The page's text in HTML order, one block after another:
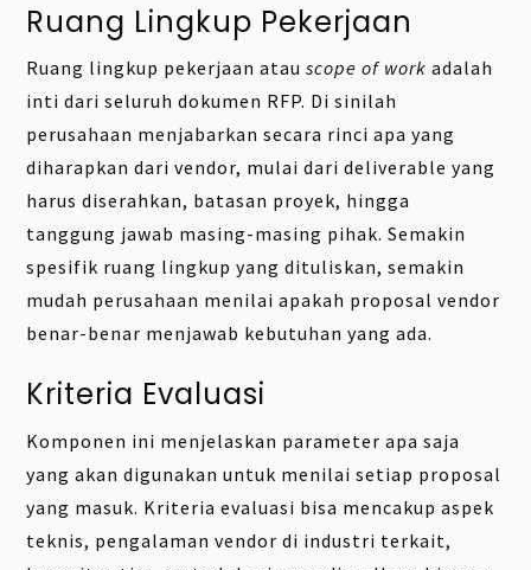
Ruang Lingkup Pekerjaan
Ruang lingkup pekerjaan atauscope of work adalah
inti dari seluruh dokumen RFP. Di sinilah
perusahaan menjabarkan secara rinci apa yang
diharapkan dari vendor, mulai dari deliverable yang
harus diserahkan, batasan proyek, hingga
tanggung jawab masing-masing pihak. Semakin
spesifik ruang lingkup yang dituliskan, semakin
mudah perusahaan menilai apakah proposal vendor
benar-benar menjawab kebutuhan yang ada.
Kriteria Evaluasi
Komponen ini menjelaskan parameter apa saja
yang akan digunakan untuk menilai setiap proposal
yang masuk. Kriteria evaluasi bisa mencakup aspek
teknis, pengalaman vendor di industri terkait,